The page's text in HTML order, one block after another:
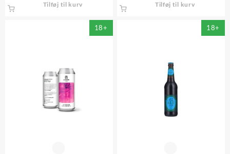
Tilføj til kurv Tilføj til kurv
18+ 18+